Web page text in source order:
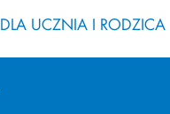
DLA UCZNIA I RODZICA